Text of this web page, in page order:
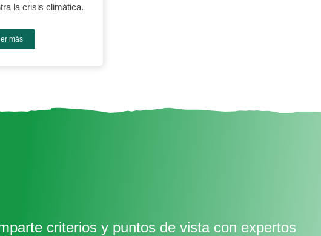
la crisis climática.
más
criterios y puntos de vista con expertos